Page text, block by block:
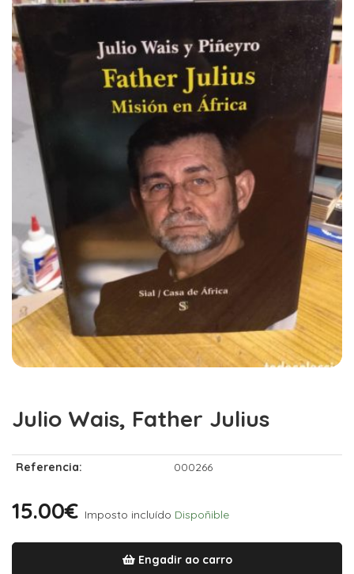
Julio Wais, Father Julius
Referencia: 000266
15.00€ Imposto incluído Dispoñible
Engadir ao carro